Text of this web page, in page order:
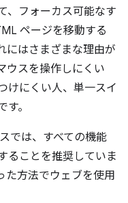
、フォーカス可能なす
ページを移動する
にはさまざまな理由が
ウスを操作しにくい
けにくい人、単一スイ
。
では、すべての機能
ることを推奨していま
た方法でウェブを使用